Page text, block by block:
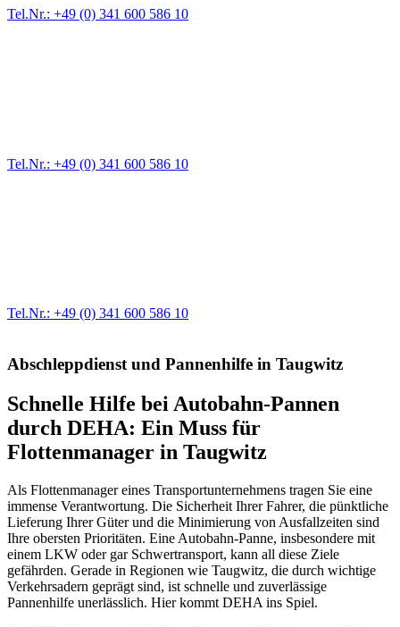
Tel.Nr.: +49 (0) 341 600 586 10
Tel.Nr.: +49 (0) 341 600 586 10
Tel.Nr.: +49 (0) 341 600 586 10
Abschleppdienst und Pannenhilfe in Taugwitz
Schnelle Hilfe bei Autobahn-Pannen
durch DEHA: Ein Muss für
Flottenmanager in Taugwitz
Als Flottenmanager eines Transportunternehmens tragen Sie eine
immense Verantwortung. Die Sicherheit Ihrer Fahrer, die pünktliche
Lieferung Ihrer Güter und die Minimierung von Ausfallzeiten sind
Ihre obersten Prioritäten. Eine Autobahn-Panne, insbesondere mit
einem LKW oder gar Schwertransport, kann all diese Ziele
gefährden. Gerade in Regionen wie Taugwitz, die durch wichtige
Verkehrsadern geprägt sind, ist schnelle und zuverlässige
Pannenhilfe unerlässlich. Hier kommt DEHA ins Spiel.